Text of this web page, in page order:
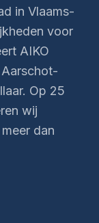
in Vlaams-
voor
AIKO
Op 25
wij
dan